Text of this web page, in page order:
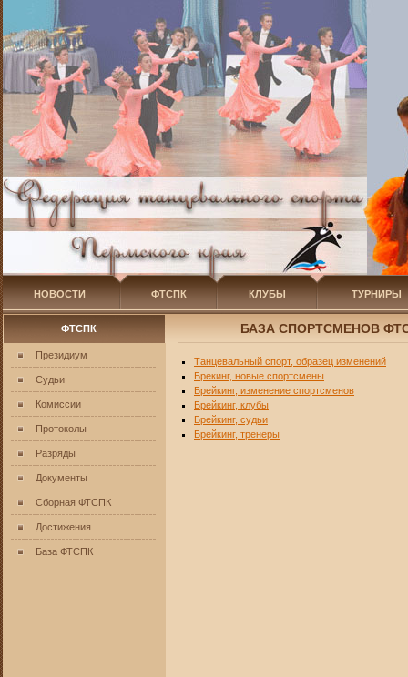
НОВОСТИ ФТСПК КЛУБЫ ТУРНИРЫ
ФТСПК
Президиум
Судьи
Комиссии
Протоколы
Разряды
Документы
Сборная ФТСПК
Достижения
База ФТСПК
БАЗА СПОРТСМЕНОВ
Танцевальный спорт, образец изменений
Брекинг, новые спортсмены
Брейкинг, изменение спортсменов
Брейкинг, клубы
Брейкинг, судьи
Брейкинг, тренеры